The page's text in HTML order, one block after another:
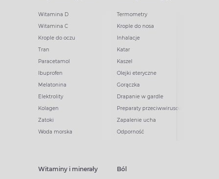
Witamina D
Witamina C
Krople do oczu
Tran
Paracetamol
Ibuprofen
Melatonina
Elektrolity
Kolagen
Zatoki
Woda morska
Termometry
Krople do nosa
Inhalacje
Katar
Kaszel
Olejki eteryczne
Gorączka
Drapanie w gardle
Preparaty przeciwwirusowe
Zapalenie ucha
Odporność
Witaminy i minerały Ból